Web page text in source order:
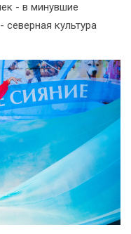
- в минувшие
культура